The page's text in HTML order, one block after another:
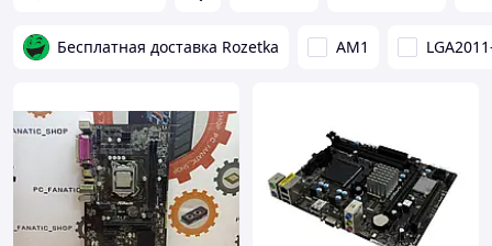
Бесплатная доставка Rozetka AM1